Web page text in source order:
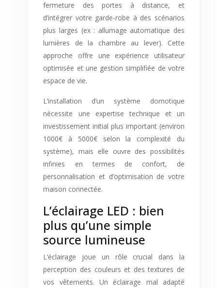
fermeture des portes à distance, et
d’intégrer votre garde-robe à des scénarios
plus larges (ex : allumage automatique des
lumières de la chambre au lever). Cette
approche offre une expérience utilisateur
optimisée et une gestion simplifiée de votre
espace de vie.
L’installation d’un système domotique
nécessite une expertise technique et un
investissement initial plus important (environ
1000€ à 5000€ selon la complexité du
système), mais elle ouvre des possibilités
infinies en termes de confort, de
personnalisation et d’optimisation de votre
maison connectée.
L’éclairage LED : bien
plus qu’une simple
source lumineuse
L’éclairage joue un rôle crucial dans la
perception des couleurs et des textures de
vos vêtements. Un éclairage mal adapté